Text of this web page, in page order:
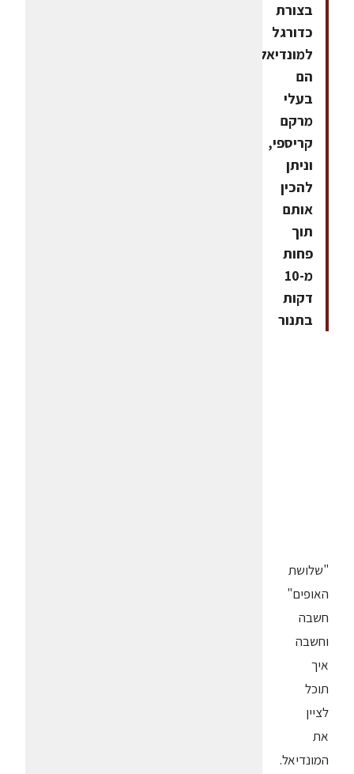
בצורת
כדורגל
למונדיאל
הם
בעלי
מרקם
קריספי,
וניתן
להכין
אותם
תוך
פחות
מ-10
דקות
בתנור
"שלושת
האופים"
חשבה
וחשבה
איך
תוכל
לציין
את
המונדיאל.